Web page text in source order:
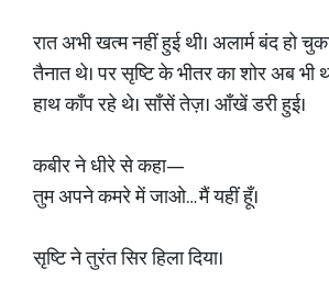
रात अभी खत्म नहीं हुई थी। अलार्म बंद हो चुका
तैनात थे। पर सृष्टि के भीतर का शोर अब भी
हाथ काँप रहे थे। साँसें तेज़। आँखें डरी हुई।
कबीर ने धीरे से कहा—
तुम अपने कमरे में जाओ… मैं यहीं हूँ।
सृष्टि ने तुरंत सिर हिला दिया।